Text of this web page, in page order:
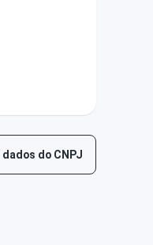
do CNPJ